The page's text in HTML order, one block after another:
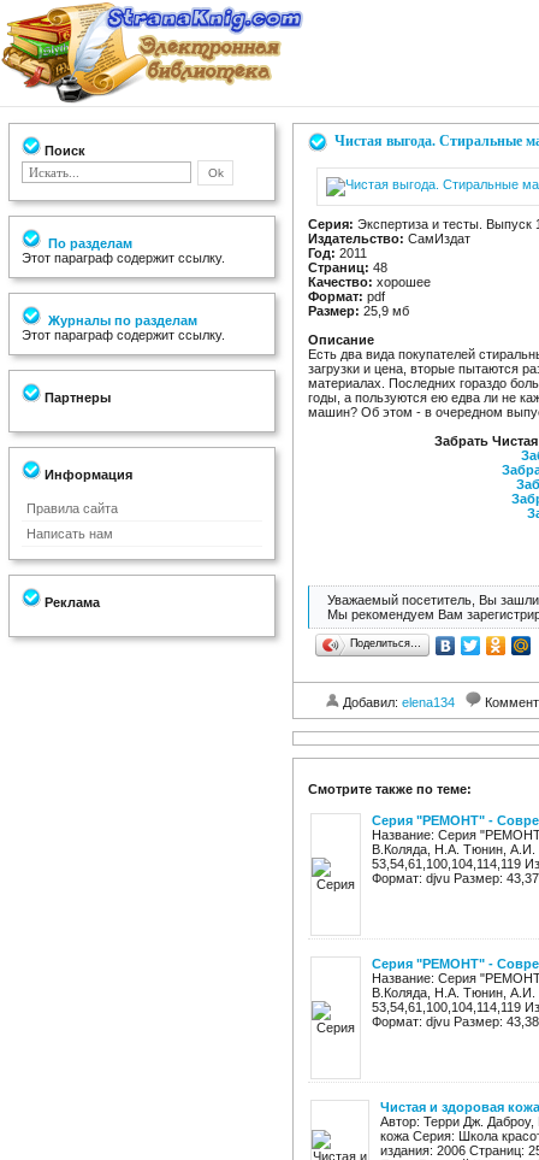
Поиск
По разделам
Этот параграф содержит ссылку.
Журналы по разделам
Этот параграф содержит ссылку.
Партнеры
Информация
Правила сайта
Написать нам
Реклама
Чистая выгода. Стиральные
Серия: Экспертиза и тесты. Выпуск
Издательство: СамИздат
Год: 2011
Страниц: 48
Качество: хорошее
Формат: pdf
Размер: 25,9 мб
Описание
Есть два вида покупателей
загрузки и цена, вторые пытаются
материалах. Последних гораздо
годы, а пользуются ею едва ли не
машин? Об этом - в очередном
Забрать
Уважаемый посетитель, Вы зашли
Мы рекомендуем Вам
Поделиться…
Добавил: elena134
Смотрите также по теме:
Серия "РЕМОНТ" -
Название: Серия
В.Коляда, Н.А. Тюнин, А.И.
53,54,61,100,104,114,119
Формат: djvu Размер:
Серия "РЕМОНТ" -
Название: Серия
В.Коляда, Н.А. Тюнин, А.И.
53,54,61,100,104,114,119
Формат: djvu Размер:
Чистая и здоровая кожа
Автор: Терри Дж.
кожа Серия: Школа
издания: 2006 Страниц: